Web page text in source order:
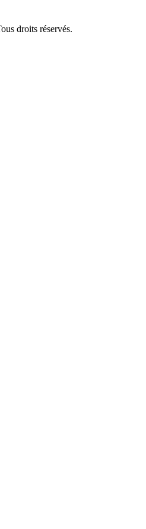
droits réservés.